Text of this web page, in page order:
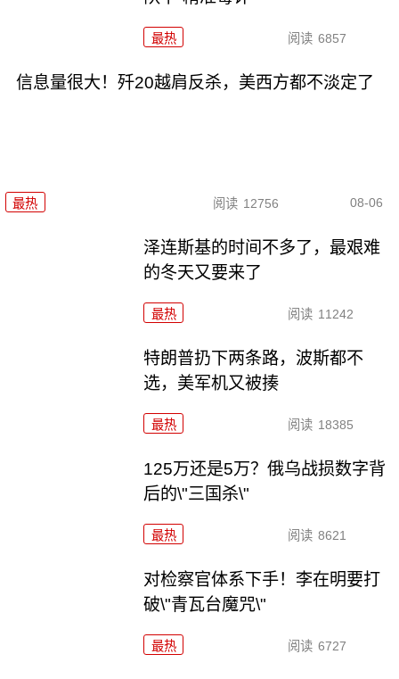
最热 阅读 6857
信息量很大！歼20越肩反杀，美西方都不淡定了
最热 阅读 12756 08-06
泽连斯基的时间不多了，最艰难
的冬天又要来了
最热 阅读 11242
特朗普扔下两条路，波斯都不
选，美军机又被揍
最热 阅读 18385
125万还是5万？俄乌战损数字背
后的\"三国杀\"
最热 阅读 8621
对检察官体系下手！李在明要打
破\"青瓦台魔咒\"
最热 阅读 6727